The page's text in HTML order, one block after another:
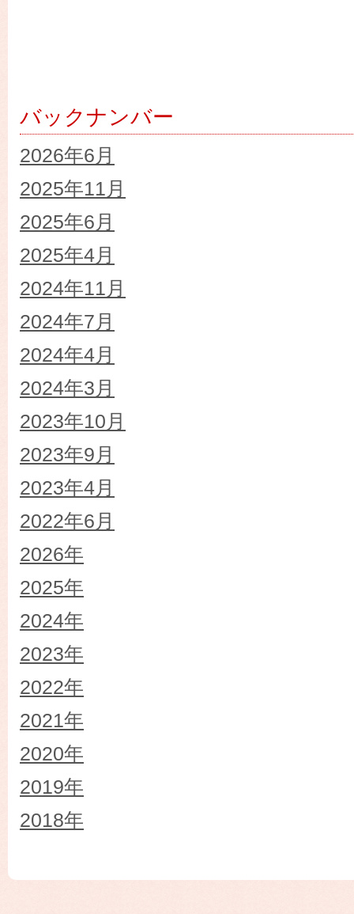
バックナンバー
2026年6月
2025年11月
2025年6月
2025年4月
2024年11月
2024年7月
2024年4月
2024年3月
2023年10月
2023年9月
2023年4月
2022年6月
2026年
2025年
2024年
2023年
2022年
2021年
2020年
2019年
2018年